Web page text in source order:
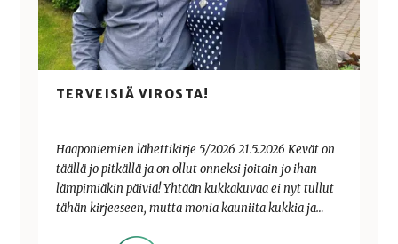
TERVEISIÄ VIROSTA!
Haaponiemien lähettikirje 5/2026 21.5.2026 Kevät on
täällä jo pitkällä ja on ollut onneksi joitain jo ihan
lämpimiäkin päiviä! Yhtään kukkakuvaa ei nyt tullut
tähän kirjeeseen, mutta monia kauniita kukkia ja…